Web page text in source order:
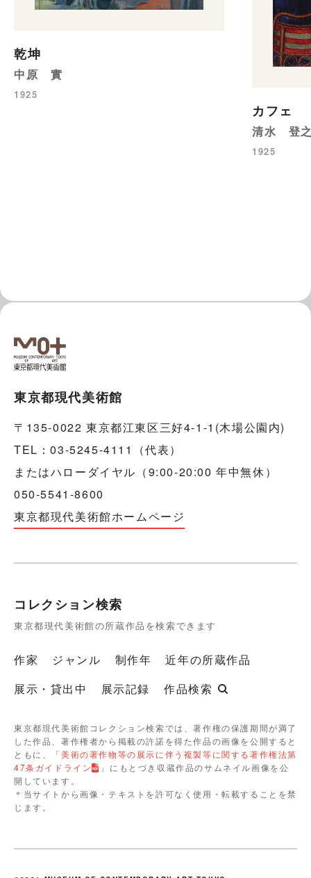
乾坤
中原 實
1925
カフェ
清水 登
1925
東京都現代美術館
〒135-0022 東京都江東区三好4-1-1(木場公園内)
TEL：03-5245-4111（代表）
またはハローダイヤル（9:00-20:00 年中無休）
050-5541-8600
東京都現代美術館ホームページ
コレクション検索
東京都現代美術館の所蔵作品を検索できます
作家 ジャンル 制作年
近年の所蔵作品
展示・貸出中
展示記録 作品検索
東京都現代美術館コレクション検索では、著作権の保護期間が満了
した作品、著作権者から掲載の許諾を得た作品の画像を公開すると
ともに、「美術の著作物等の展示に伴う複製等に関する著作権法第
47条ガイドライン
」にもとづき収蔵作品のサムネイル画像を公
開しています。
＊当サイトから画像・テキストを許可なく使用・転載することを禁
じます。